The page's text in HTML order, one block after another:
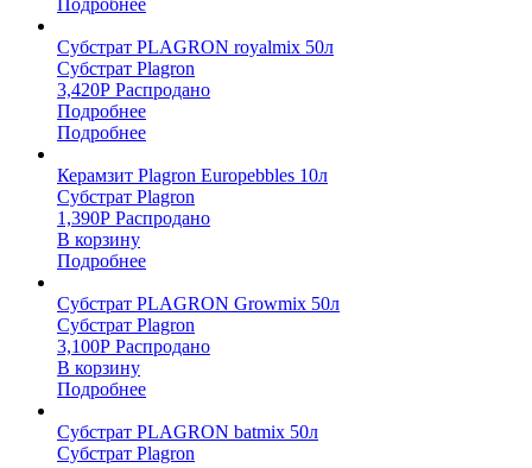
Подробнее
Субстрат PLAGRON royalmix 50л
Субстрат Plagron
3,420Р Распродано
Подробнее
Подробнее
Керамзит Plagron Europebbles 10л
Субстрат Plagron
1,390Р Распродано
В корзину
Подробнее
Субстрат PLAGRON Growmix 50л
Субстрат Plagron
3,100Р Распродано
В корзину
Подробнее
Субстрат PLAGRON batmix 50л
Субстрат Plagron